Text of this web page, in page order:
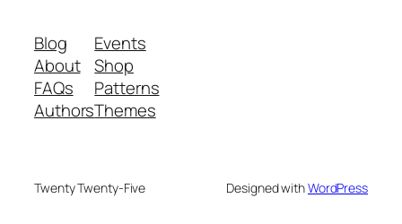
Blog
About
FAQs
Authors
Events
Shop
Patterns
Themes
Twenty Twenty-Five Designed withWordPress